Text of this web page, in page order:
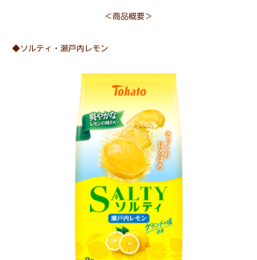
＜商品概要＞
◆ソルティ・瀬戸内レモン